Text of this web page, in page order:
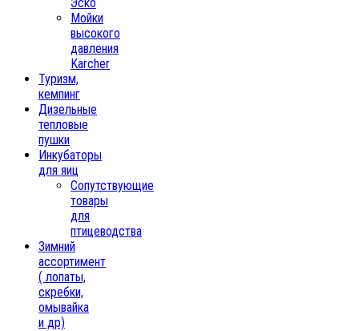
Мойки
высокого
давления
Karcher
Туризм,
кемпинг
Дизельные
тепловые
пушки
Инкубаторы
для яиц
Сопутствующие
товары
для
птицеводства
Зимний
ассортимент
( лопаты,
скребки,
омывайка
и др)